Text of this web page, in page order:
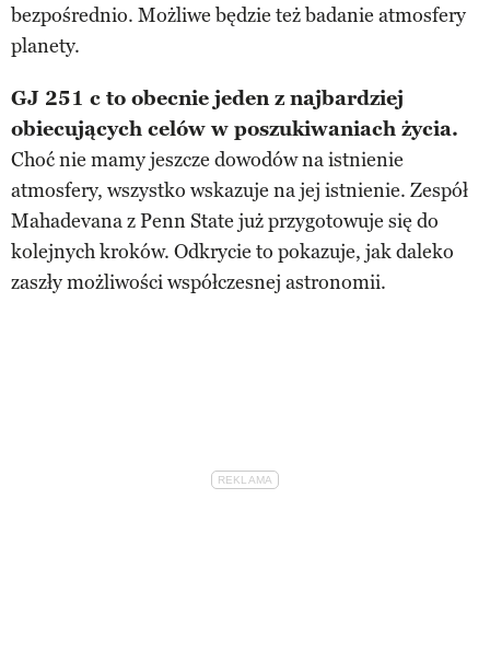
bezpośrednio. Możliwe będzie też badanie atmosfery
planety.
GJ 251 c to obecnie jeden z najbardziej
obiecujących celów w poszukiwaniach życia.
Choć nie mamy jeszcze dowodów na istnienie
atmosfery, wszystko wskazuje na jej istnienie. Zespół
Mahadevana z Penn State już przygotowuje się do
kolejnych kroków. Odkrycie to pokazuje, jak daleko
zaszły możliwości współczesnej astronomii.